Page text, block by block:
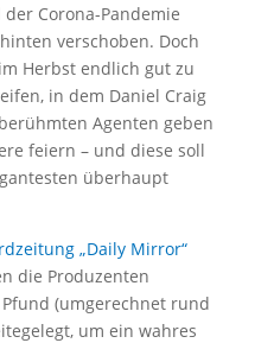
Corona-Pandemie
verschoben. Doch
Herbst endlich gut zu
in dem Daniel Craig
Agenten geben
feiern – und diese soll
überhaupt
„Daily Mirror“
die Produzenten
(umgerechnet rund
um ein wahres